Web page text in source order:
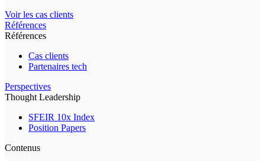
Voir les cas clients
Références
Références
Cas clients
Partenaires tech
Perspectives
Thought Leadership
SFEIR 10x Index
Position Papers
Contenus